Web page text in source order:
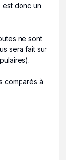
est donc un
ne sont
sera fait sur
comparés à